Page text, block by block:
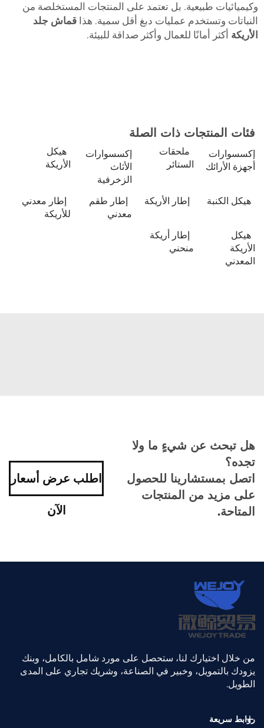
وكيميائيات طبيعية. بل تعتمد على المنتجات المستخلصة من
النباتات وتستخدم عمليات دبغ أقل سمية. هذا قماش جلد
الأريكة أكثر أمانًا للعمال وأكثر صداقة للبيئة.
فئات المنتجات ذات الصلة
إكسسوارات
أجهزة الأرائك
ملحقات
الستائر
إكسسوارات
الأثاث
الزخرفية
هيكل
الأريكة
هيكل الكنبة إطار الأريكة
إطار طقم
معدني
إطار معدني
للأريكة
هيكل
الأريكة
المعدني
إطار أريكة
منحني
هل تبحث عن شيءٍ ما ولا
تجده؟
اتصل بمستشارينا للحصول
على مزيد من المنتجات
المتاحة.
اطلب عرض أسعار
الآن
من خلال اختيارك لنا، ستحصل على مورد شامل بالكامل، وبنك
يزودك بالتمويل، وخبير في الصناعة، وشريك تجاري على المدى
الطويل.
روابط سريعة